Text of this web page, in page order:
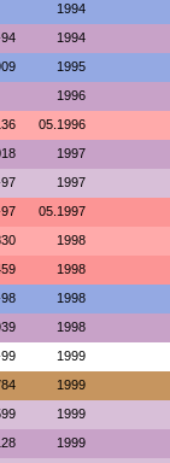
1994
1994
1995
1996
05.1996
1997
1997
05.1997
1998
1998
1998
1998
1999
1999
1999
1999